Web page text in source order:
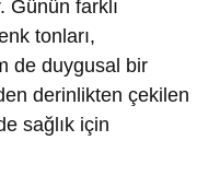
Günün farklı
tonları,
de duygusal bir
derinlikten çekilen
sağlık için